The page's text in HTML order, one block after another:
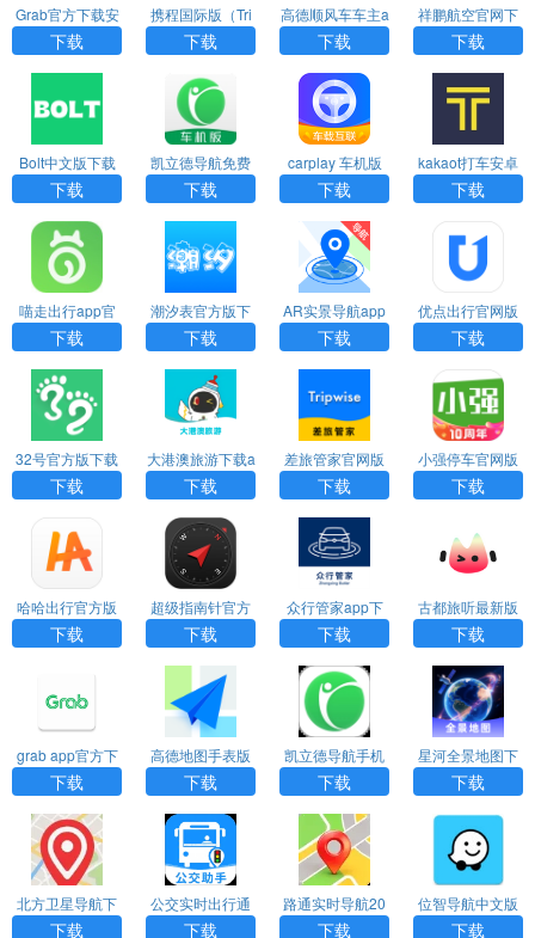
Grab官方下载安
卓版app
下载
携程国际版（Tri
p.com）app
下载
高德顺风车车主a
pp官方版最新版
下载
祥鹏航空官网下
载app
下载
Bolt中文版下载
下载
凯立德导航免费
车机版2024最新
版
下载
carplay 车机版
下载
kakaot打车安卓
下载
下载
喵走出行app官
网版最新版下载
下载
潮汐表官方版下
载
下载
AR实景导航app
免费下载
下载
优点出行官网版
下载
下载
32号官方版下载
下载
大港澳旅游下载a
pp
下载
差旅管家官网版
下载
下载
小强停车官网版
下载
下载
哈哈出行官方版
下载
下载
超级指南针官方
正版下载安装
下载
众行管家app下
载官网版
下载
古都旅听最新版
下载
grab app官方下
载安卓版
下载
高德地图手表版
下载官方
下载
凯立德导航手机
版下载最新版本
安装
下载
星河全景地图下
载安装手机版
下载
北方卫星导航下
载安装官网手机
下载
公交实时出行通
官方正版
下载
路通实时导航20
26最新安卓版
下载
位智导航中文版
下载
下载